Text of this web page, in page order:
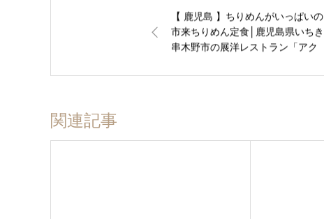
【 鹿児島 】ちりめんがいっぱいの
市来ちりめん定食│鹿児島県いちき
串木野市の展洋レストラン「アク
関連記事